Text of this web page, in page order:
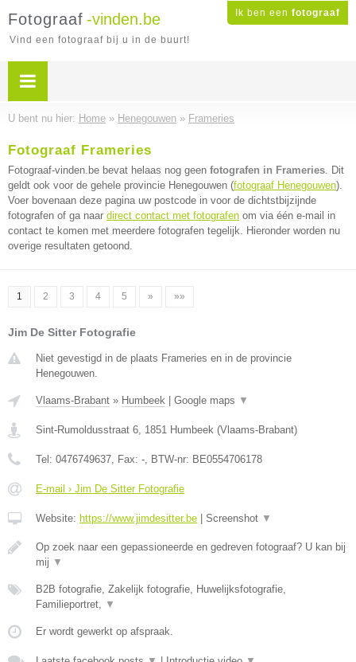
Ik ben een fotograaf
Fotograaf -vinden.be
Vind een fotograaf bij u in de buurt!
U bent nu hier: Home » Henegouwen » Frameries
Fotograaf Frameries
Fotograaf-vinden.be bevat helaas nog geen fotografen in Frameries. Dit
geldt ook voor de gehele provincie Henegouwen (fotograaf Henegouwen).
Voer bovenaan deze pagina uw postcode in voor de dichtstbijzijnde
fotografen of ga naar direct contact met fotografen om via één e-mail in
contact te komen met meerdere fotografen tegelijk. Hieronder worden nu
overige resultaten getoond.
1 2 3 4 5 » »»
Jim De Sitter Fotografie
Niet gevestigd in de plaats Frameries en in de provincie
Henegouwen.
Vlaams-Brabant » Humbeek Google maps ▼
Sint-Rumoldusstraat 6, 1851 Humbeek (Vlaams-Brabant)
Tel: 0476749637, Fax: -, BTW-nr: BE0554706178
E-mail › Jim De Sitter Fotografie
Website: https://www.jimdesitter.be Screenshot ▼
Op zoek naar een gepassioneerde en gedreven fotograaf? U kan bij
mij ▼
B2B fotografie, Zakelijk fotografie, Huwelijksfotografie,
Familieportret, ▼
Er wordt gewerkt op afspraak.